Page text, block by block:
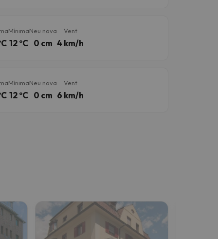
Mínima
12 ºC
Neu nova
0 cm
Vent
4 km/h
Mínima
12 ºC
Neu nova
0 cm
Vent
6 km/h